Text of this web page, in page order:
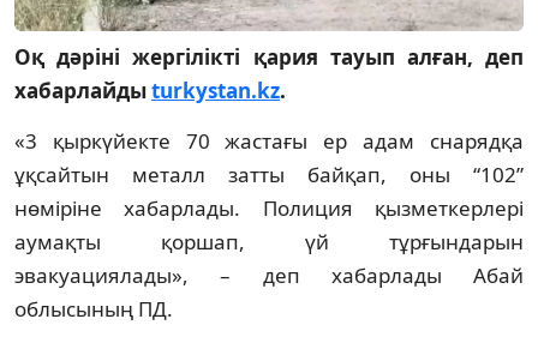
Оқ дәріні жергілікті қария тауып алған, деп
хабарлайдыturkystan.kz.
«3 қыркүйекте 70 жастағы ер адам снарядқа
ұқсайтын металл затты байқап, оны “102”
нөміріне хабарлады. Полиция қызметкерлері
аумақты қоршап, үй тұрғындарын
эвакуациялады», – деп хабарлады Абай
облысының ПД.